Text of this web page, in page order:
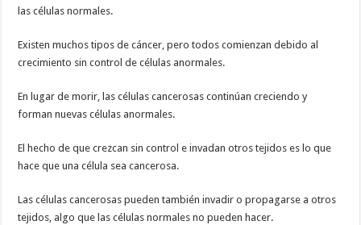
las células normales.
Existen muchos tipos de cáncer, pero todos comienzan debido al
crecimiento sin control de células anormales.
En lugar de morir, las células cancerosas continúan creciendo y
forman nuevas células anormales.
El hecho de que crezcan sin control e invadan otros tejidos es lo que
hace que una célula sea cancerosa.
Las células cancerosas pueden también invadir o propagarse a otros
tejidos, algo que las células normales no pueden hacer.